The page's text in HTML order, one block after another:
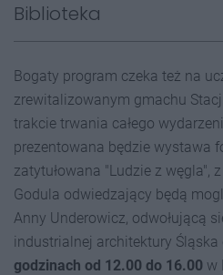
Biblioteka
Bogaty program czeka też na
zrewitalizowanym gmachu
trakcie trwania całego
prezentowana będzie wystawa
zatytułowana "Ludzie z węgla",
Godula odwiedzający będą
Anny Underowicz, odwołującą
industrialnej architektury
godzinach od 12.00 do 16.00 w